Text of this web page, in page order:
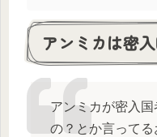
アンミカは密
アンミカが密入
の？とか言って